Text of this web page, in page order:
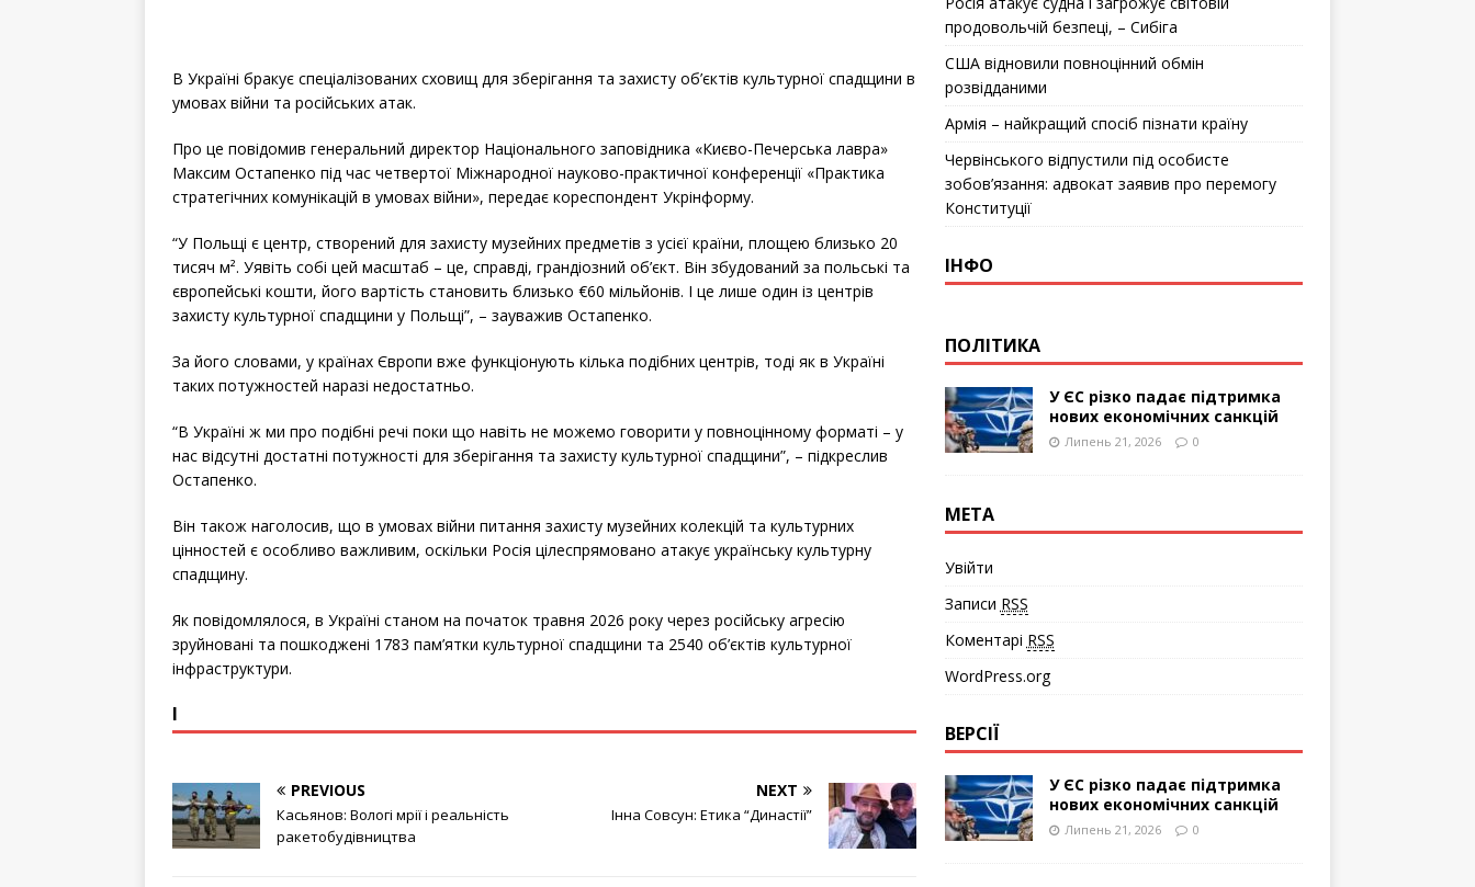
k
В Україні бракує спеціалізованих сховищ для зберігання та захисту об’єктів культурної спадщини в
умовах війни та російських атак.
Про це повідомив генеральний директор Національного заповідника «Києво-Печерська лавра»
Максим Остапенко під час четвертої Міжнародної науково-практичної конференції «Практика
стратегічних комунікацій в умовах війни», передає кореспондент Укрінформу.
“У Польщі є центр, створений для захисту музейних предметів з усієї країни, площею близько 20
тисяч м². Уявіть собі цей масштаб – це, справді, грандіозний об’єкт. Він збудований за польські та
європейські кошти, його вартість становить близько €60 мільйонів. І це лише один із центрів
захисту культурної спадщини у Польщі”, – зауважив Остапенко.
За його словами, у країнах Європи вже функціонують кілька подібних центрів, тоді як в Україні
таких потужностей наразі недостатньо.
“В Україні ж ми про подібні речі поки що навіть не можемо говорити у повноцінному форматі – у
нас відсутні достатні потужності для зберігання та захисту культурної спадщини”, – підкреслив
Остапенко.
Він також наголосив, що в умовах війни питання захисту музейних колекцій та культурних
цінностей є особливо важливим, оскільки Росія цілеспрямовано атакує українську культурну
спадщину.
Як повідомлялося, в Україні станом на початок травня 2026 року через російську агресію
зруйновані та пошкоджені 1783 пам’ятки культурної спадщини та 2540 об’єктів культурної
інфраструктури.
І
PREVIOUS
Касьянов: Вологі мрії і реальність
ракетобудівництва
NEXT
Інна Совсун: Етика “Династії”
продовольчій безпеці, – Сибіга
США відновили повноцінний обмін
розвідданими
Армія – найкращий спосіб пізнати країну
Червінського відпустили під особисте
зобов’язання: адвокат заявив про перемогу
Конституції
ІНФО
ПОЛІТИКА
У ЄС різко падає підтримка
нових економічних санкцій
Липень 21, 2026 0
МЕТА
Увійти
Записи RSS
Коментарі RSS
WordPress.org
ВЕРСІЇ
У ЄС різко падає підтримка
нових економічних санкцій
Липень 21, 2026 0